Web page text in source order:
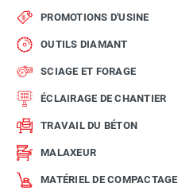
PROMOTIONS D'USINE
OUTILS DIAMANT
SCIAGE ET FORAGE
ÉCLAIRAGE DE CHANTIER
TRAVAIL DU BÉTON
MALAXEUR
MATÉRIEL DE COMPACTAGE